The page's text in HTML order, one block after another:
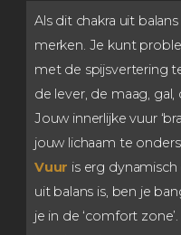
Als dit chakra uit
merken. Je kunt
met de spijsvertering
de lever, de maag,
Jouw innerlijke vuur
jouw lichaam te
Vuur is erg dynamisch
uit balans is, ben je
je in de ‘comfort